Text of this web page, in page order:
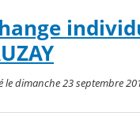
le dimanche 23 septembre